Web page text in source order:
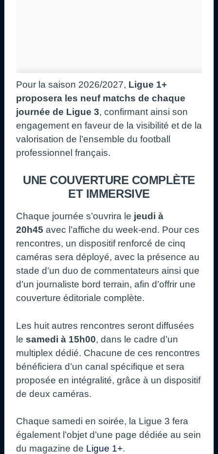
Pour la saison 2026/2027, Ligue 1+
proposera les neuf matchs de chaque
journée de Ligue 3, confirmant ainsi son
engagement en faveur de la visibilité et de la
valorisation de l’ensemble du football
professionnel français.
UNE COUVERTURE COMPLÈTE
ET IMMERSIVE
Chaque journée s’ouvrira le jeudi à
20h45 avec l’affiche du week‑end. Pour ces
rencontres, un dispositif renforcé de cinq
caméras sera déployé, avec la présence au
stade d’un duo de commentateurs ainsi que
d’un journaliste bord terrain, afin d’offrir une
couverture éditoriale complète.
Les huit autres rencontres seront diffusées
le samedi à 15h00, dans le cadre d’un
multiplex dédié. Chacune de ces rencontres
bénéficiera d’un canal spécifique et sera
proposée en intégralité, grâce à un dispositif
de deux caméras.
Chaque samedi en soirée, la Ligue 3 fera
également l’objet d’une page dédiée au sein
du magazine de Ligue 1+.